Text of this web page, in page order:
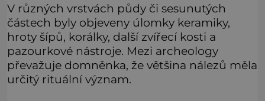
V různých vrstvách půdy či sesunutých
částech byly objeveny úlomky keramiky,
hroty šípů, korálky, další zvířecí kosti a
pazourkové nástroje. Mezi archeology
převažuje domněnka, že většina nálezů měla
určitý rituální význam.